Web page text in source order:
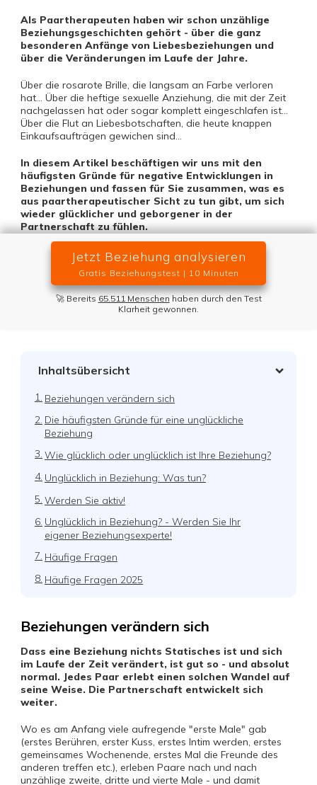
Als Paartherapeuten haben wir schon unzählige
Beziehungsgeschichten gehört - über die ganz
besonderen Anfänge von Liebesbeziehungen und
über die Veränderungen im Laufe der Jahre.
Über die rosarote Brille, die langsam an Farbe verloren
hat... Über die heftige sexuelle Anziehung, die mit der Zeit
nachgelassen hat oder sogar komplett eingeschlafen ist...
Über die Flut an Liebesbotschaften, die heute knappen
Einkaufsaufträgen gewichen sind...
In diesem Artikel beschäftigen wir uns mit den
häufigsten Gründe für negative Entwicklungen in
Beziehungen und fassen für Sie zusammen, was es
aus paartherapeutischer Sicht zu tun gibt, um sich
wieder glücklicher und geborgener in der
Partnerschaft zu fühlen.
Jetzt Beziehung analysieren
Gratis Beziehungstest | 10 Minuten
🚀 Bereits 65.511 Menschen haben durch den Test
Klarheit gewonnen.
Inhaltsübersicht
1. Beziehungen verändern sich
2. Die häufigsten Gründe für eine unglückliche
Beziehung
3. Wie glücklich oder unglücklich ist Ihre Beziehung?
4. Unglücklich in Beziehung: Was tun?
5. Werden Sie aktiv!
6. Unglücklich in Beziehung? - Werden Sie Ihr
eigener Beziehungsexperte!
7. Häufige Fragen
8. Häufige Fragen 2025
Beziehungen verändern sich
Dass eine Beziehung nichts Statisches ist und sich
im Laufe der Zeit verändert, ist gut so - und absolut
normal. Jedes Paar erlebt einen solchen Wandel auf
seine Weise. Die Partnerschaft entwickelt sich
weiter.
Wo es am Anfang viele aufregende "erste Male" gab
(erstes Berühren, erster Kuss, erstes Intim werden, erstes
gemeinsames Wochenende, erstes Mal die Freunde des
anderen treffen etc.), erleben Paare nach und nach
unzählige zweite, dritte und vierte Male - und damit